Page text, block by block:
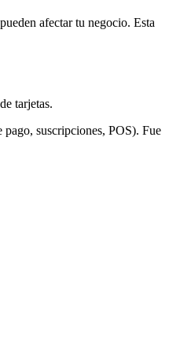
afectar tu negocio. Esta
tarjetas.
pago, suscripciones, POS). Fue